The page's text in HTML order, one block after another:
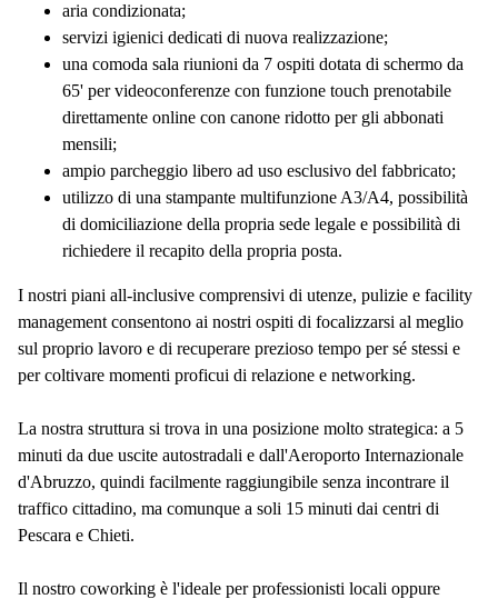
aria condizionata;
servizi igienici dedicati di nuova realizzazione;
una comoda sala riunioni da 7 ospiti dotata di schermo da
65' per videoconferenze con funzione touch prenotabile
direttamente online con canone ridotto per gli abbonati
mensili;
ampio parcheggio libero ad uso esclusivo del fabbricato;
utilizzo di una stampante multifunzione A3/A4, possibilità
di domiciliazione della propria sede legale e possibilità di
richiedere il recapito della propria posta.
I nostri piani all-inclusive comprensivi di utenze, pulizie e facility
management consentono ai nostri ospiti di focalizzarsi al meglio
sul proprio lavoro e di recuperare prezioso tempo per sé stessi e
per coltivare momenti proficui di relazione e networking.
La nostra struttura si trova in una posizione molto strategica: a 5
minuti da due uscite autostradali e dall'Aeroporto Internazionale
d'Abruzzo, quindi facilmente raggiungibile senza incontrare il
traffico cittadino, ma comunque a soli 15 minuti dai centri di
Pescara e Chieti.
Il nostro coworking è l'ideale per professionisti locali oppure